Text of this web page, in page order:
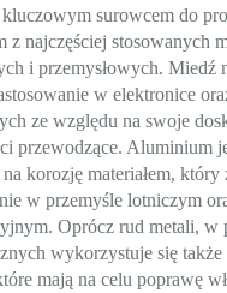
kluczowym surowcem do
z najczęściej stosowanych
i przemysłowych. Miedź
w elektronice
ze względu na swoje
przewodzące. Aluminium
korozję materiałem, który
w przemyśle lotniczym
Oprócz rud metali, w
wykorzystuje się także
mają na celu poprawę